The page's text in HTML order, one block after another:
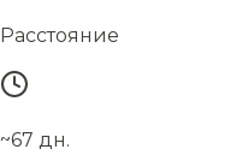
Расстояние
~67 дн.